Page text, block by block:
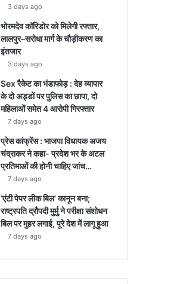
3 days ago
भोरमदेव कॉरिडोर को मिलेगी रफ्तार,
लालपुर–सरोधा मार्ग के चौड़ीकरण का
इंतजार
3 days ago
Sex रैकेट का भंडाफोड़ : देह व्यापार
के दो अड्डों पर पुलिस का छापा, दो
महिलाओं समेत 4 आरोपी गिरफ्तार
7 days ago
प्रेस कांफ्रेंस : भाजपा विधायक अजय
चंद्राकर ने कहा- प्रदेश भर के अटल
प्रतिमाओं की होनी चाहिए जांच…
7 days ago
‘एंटी पेपर लीक बिल’ कानून बना;
राष्ट्रपति द्रौपदी मुर्मु ने परीक्षा संशोधन
बिल पर मुहर लगाई, पूरे देश में लागू हुआ
7 days ago